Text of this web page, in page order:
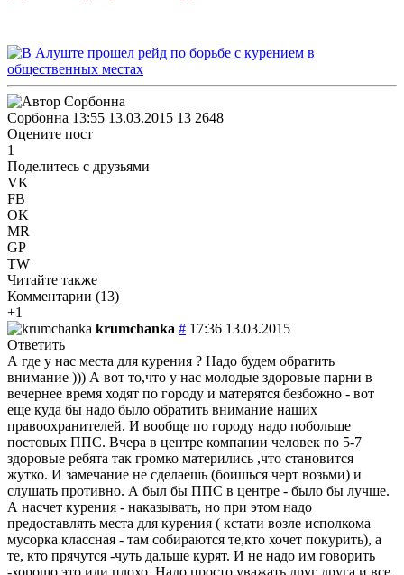
Сорбонна 13:55 13.03.2015 13 2648
Оцените пост
1
Поделитесь с друзьями
VK
FB
OK
MR
GP
TW
Читайте также
Комментарии (13)
+1
krumchanka # 17:36 13.03.2015
Ответить
А где у нас места для курения ? Надо будем обратить
внимание ))) А вот то,что у нас молодые здоровые парни в
вечернее время ходят по городу и матерятся безбожно - вот
еще куда бы надо было обратить внимание наших
правоохранителей. И вообще по городу надо побольше
постовых ППС. Вчера в центре компании человек по 5-7
здоровые ребята так громко матерились ,что становится
жутко. И замечание не сделаешь (боишься черт возьми) и
слушать противно. А был бы ППС в центре - было бы лучше.
А насчет курения - наказывать, но при этом надо
предоставлять места для курения ( кстати возле исполкома
мусорка классная - там собираются те,кто хочет покурить), а
те, кто прячутся -чуть дальше курят. И не надо им говорить
-хорошо это или плохо. Надо просто уважать друг друга и все.